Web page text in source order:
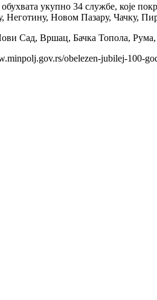
укупно 34 службе, које
Неготину, Новом Пазару, Чачку,
Сад, Вршац, Бачка Топола,
obelezen-jubilej-100-